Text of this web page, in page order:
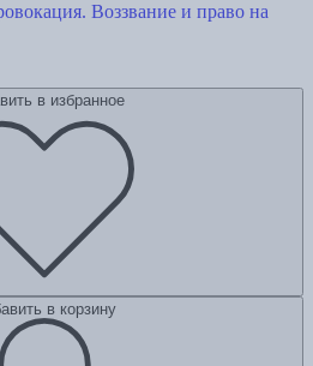
Воззвание и право на
в избранное
в корзину